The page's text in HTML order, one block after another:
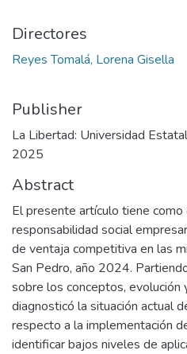
Directores
Reyes Tomalá, Lorena Gisella
Publisher
La Libertad: Universidad
2025
Abstract
El presente artículo tiene
responsabilidad social
de ventaja competitiva en las
San Pedro, año 2024.
sobre los conceptos, evolución
diagnosticó la situación actual
respecto a la implementación
identificar bajos niveles de